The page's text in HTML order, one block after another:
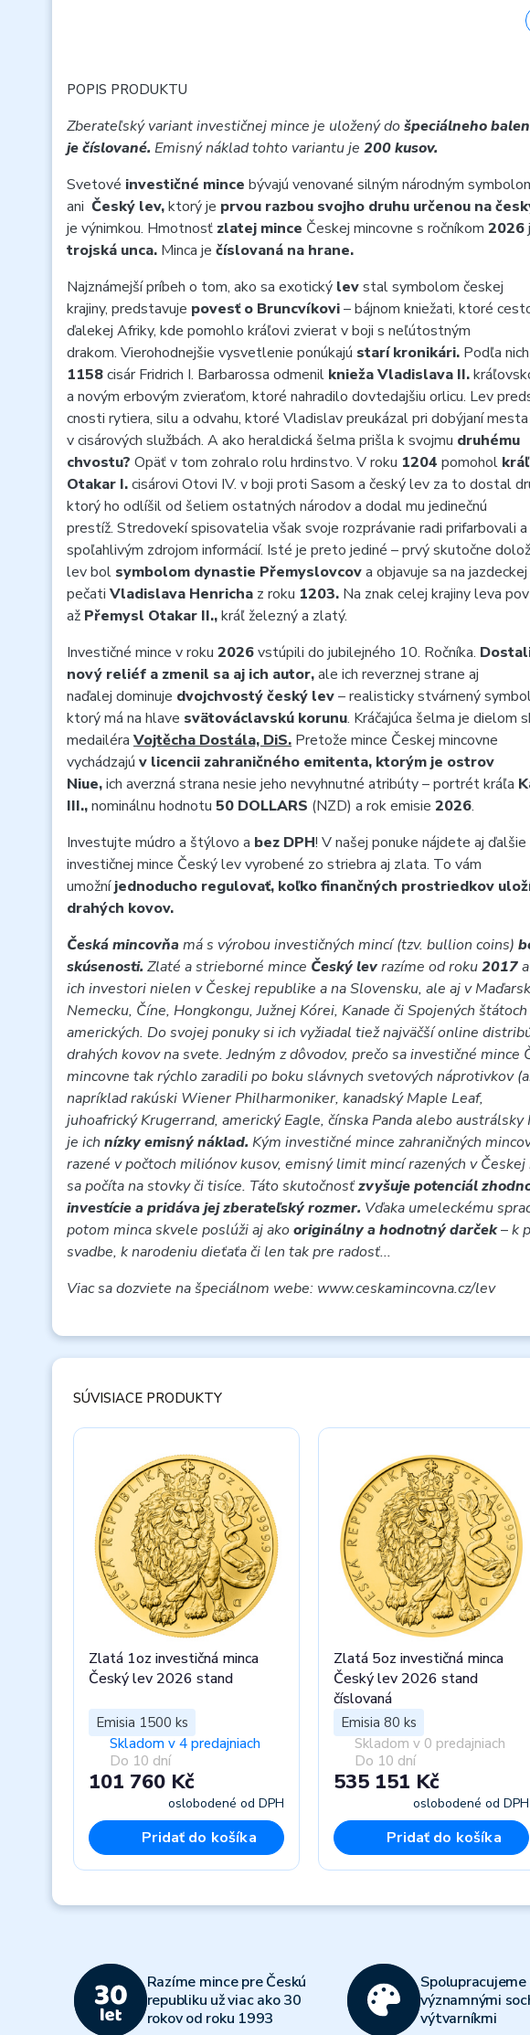
POPIS PRODUKTU
Zberateľský variant investičnej mince je uložený došpeciálneho
je číslované. Emisný náklad tohto variantu je 200 kusov.
Svetové investičné mince bývajú venované silným národným
ani Český lev,ktorý je prvou razbou svojho druhu určenou na
je výnimkou. Hmotnosť zlatej mince Českej mincovne s ročníkom 2026
trojská unca. Minca je číslovaná na hrane.
Najznámejší príbeh o tom, ako sa exotický levstal symbolom českej
krajiny, predstavuje povesť o Bruncvíkovi– bájnom kniežati, ktoré
ďalekej Afriky, kde pomohlo kráľovi zvierat v boji s neľútostným
drakom. Vierohodnejšie vysvetlenie ponúkajú starí kronikári. Podľa
1158cisár Fridrich I. Barbarossa odmenil knieža Vladislava II.
a novým erbovým zvieraťom, ktoré nahradilo dovtedajšiu orlicu. Lev
cnosti rytiera, silu a odvahu, ktoré Vladislav preukázal pri dobýjaní
v cisárových službách. A ako heraldická šelma prišla k svojmu druhému
chvostu? Opäť v tom zohralo rolu hrdinstvo. V roku 1204 pomohol
Otakar I.cisárovi Otovi IV. v boji proti Sasom a český lev za to dostal
ktorý ho odlíšil od šeliem ostatných národov a dodal mu jedinečnú
prestíž. Stredovekí spisovatelia však svoje rozprávanie radi prifarbovali a
spoľahlivým zdrojom informácií. Isté je preto jediné – prvý skutočne
lev bol symbolom dynastie Přemyslovcova objavuje sa na jazdeckej
pečati Vladislava Henricha z roku 1203. Na znak celej krajiny leva
až Přemysl Otakar II.,kráľ železný a zlatý.
Investičné mince v roku 2026vstúpili do jubilejného 10. Ročníka.
nový reliéf a zmenil sa aj ich autor,ale ich reverznej strane aj
naďalej dominuje dvojchvostý český lev– realisticky stvárnený
ktorý má na hlave svätováclavskú korunu. Kráčajúca šelma je dielom
medailéra Vojtěcha Dostála, DiS. Pretože mince Českej mincovne
vychádzajú v licencii zahraničného emitenta, ktorým je ostrov
Niue,ich averzná strana nesie jeho nevyhnutné atribúty – portrét kráľa
III.,nominálnu hodnotu 50 DOLLARS (NZD) a rok emisie 2026.
Investujte múdro a štýlovo a bez DPH! V našej ponuke nájdete aj
investičnej mince Český lev vyrobené zo striebra aj zlata. To vám
umožníjednoducho regulovať, koľko finančných prostriedkov
drahých kovov.
Česká mincovňa má s výrobou investičných mincí (tzv. bullion coins)
skúsenosti. Zlaté a strieborné mince Český levrazíme od roku2017
ich investori nielen v Českej republike a na Slovensku, ale aj v
Nemecku, Číne, Hongkongu, Južnej Kórei, Kanade či Spojených štátoch
amerických. Do svojej ponuky si ich vyžiadal tiež najväčší online
drahých kovov na svete. Jedným z dôvodov, prečo sa investičné mince
mincovne tak rýchlo zaradili po boku slávnych svetových náprotivkov
napríklad rakúski Wiener Philharmoniker, kanadský Maple Leaf,
juhoafrický Krugerrand, americký Eagle, čínska Panda alebo austrálsky
je ich nízky emisný náklad. Kým investičné mince zahraničných
razené v počtoch miliónov kusov, emisný limit mincí razených v
sa počíta na stovky či tisíce. Táto skutočnosťzvyšuje potenciál
investície a pridáva jej zberateľský rozmer. Vďaka umeleckému
potom minca skvele poslúži aj akooriginálny a hodnotný darček–k
svadbe, k narodeniu dieťaťa či len tak pre radosť...
Viac sa dozviete na špeciálnom webe: www.ceskamincovna.cz/lev
SÚVISIACE PRODUKTY
Zlatá 1oz investičná minca
Český lev 2026 stand
Emisia 1500 ks
Skladom v 4 predajniach
Do 10 dní
101 760 Kč
oslobodené od DPH
Pridať do košíka
Zlatá 5oz investičná minca
Český lev 2026 stand
číslovaná
Emisia 80 ks
Skladom v 0 predajniach
Do 10 dní
535 151 Kč
oslobodené od DPH
Pridať do košíka
Razíme mince pre Českú
republiku už viac ako 30
rokov od roku 1993
Spolupracujeme
významnými
výtvarníkmi